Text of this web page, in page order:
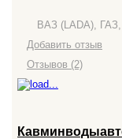
ВАЗ (LADA),
Добавить отзыв
Отзывов (2)